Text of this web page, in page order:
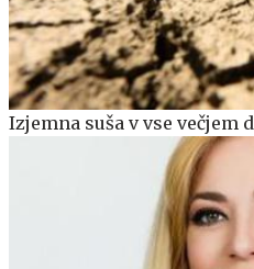
Izjemna suša v vse večjem